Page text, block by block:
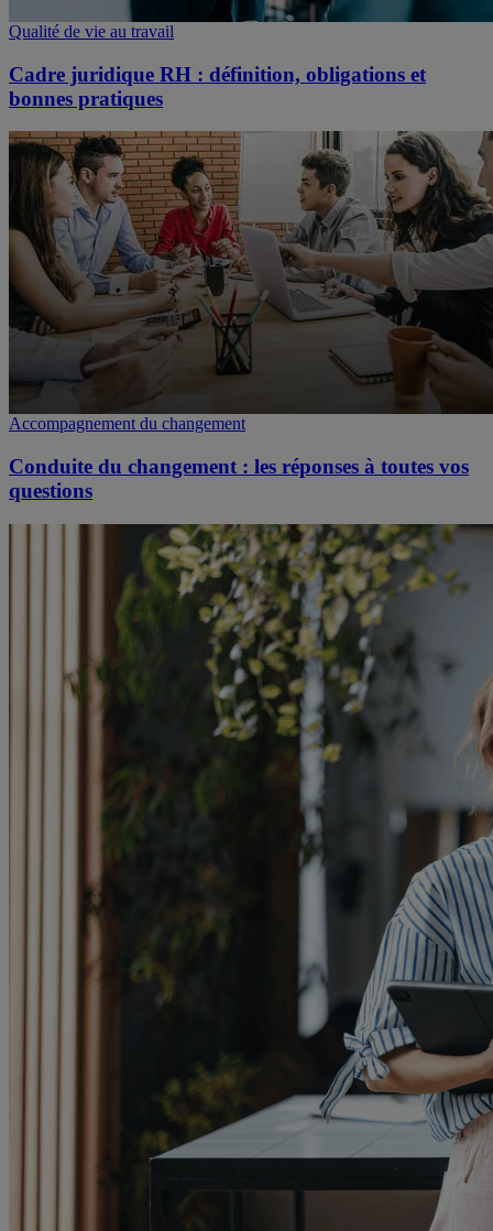
Qualité de vie au travail
Cadre juridique RH : définition, obligations et
bonnes pratiques
Accompagnement du changement
Conduite du changement : les réponses à toutes vos
questions